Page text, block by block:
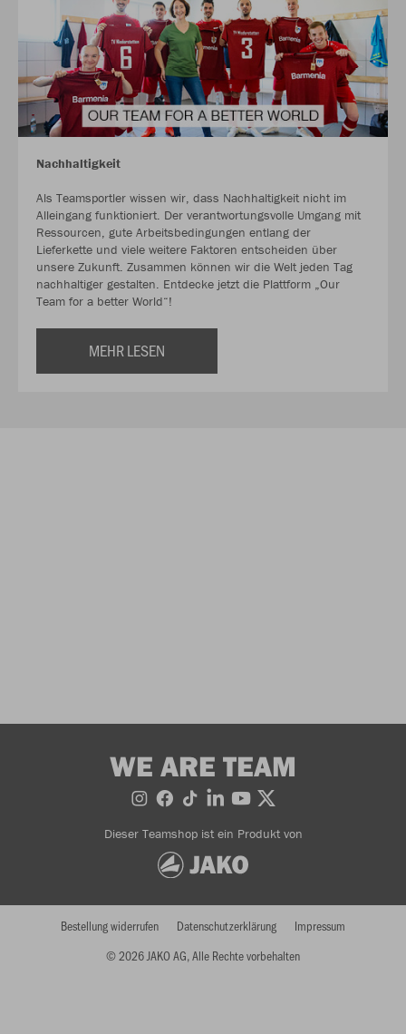
Nachhaltigkeit
Als Teamsportler wissen wir, dass Nachhaltigkeit nicht im
Alleingang funktioniert. Der verantwortungsvolle Umgang mit
Ressourcen, gute Arbeitsbedingungen entlang der
Lieferkette und viele weitere Faktoren entscheiden über
unsere Zukunft. Zusammen können wir die Welt jeden Tag
nachhaltiger gestalten. Entdecke jetzt die Plattform „Our
Team for a better World“!
MEHR LESEN
WE ARE TEAM
Dieser Teamshop ist ein Produkt von
© 2026 JAKO AG, Alle Rechte vorbehalten
Bestellung widerrufen Datenschutzerklärung Impressum